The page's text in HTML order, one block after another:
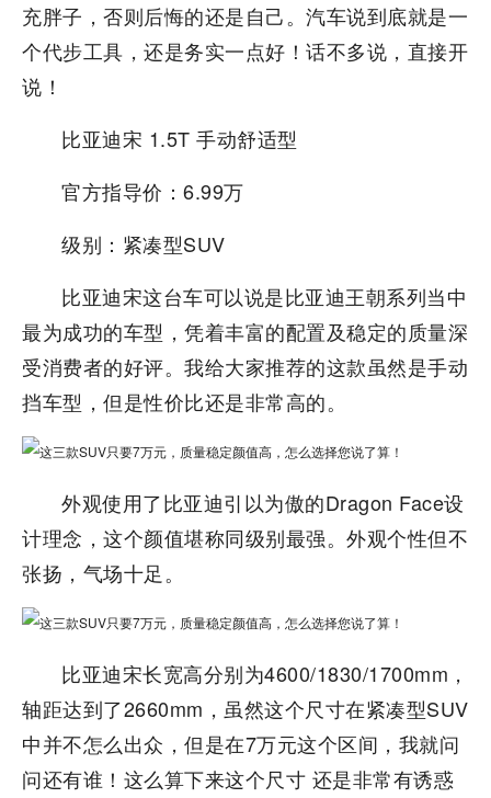
充胖子，否则后悔的还是自己。汽车说到底就是一
个代步工具，还是务实一点好！话不多说，直接开
说！
比亚迪宋 1.5T 手动舒适型
官方指导价：6.99万
级别：紧凑型SUV
比亚迪宋这台车可以说是比亚迪王朝系列当中
最为成功的车型，凭着丰富的配置及稳定的质量深
受消费者的好评。我给大家推荐的这款虽然是手动
挡车型，但是性价比还是非常高的。
外观使用了比亚迪引以为傲的Dragon Face设
计理念，这个颜值堪称同级别最强。外观个性但不
张扬，气场十足。
比亚迪宋长宽高分别为4600/1830/1700mm，
轴距达到了2660mm，虽然这个尺寸在紧凑型SUV
中并不怎么出众，但是在7万元这个区间，我就问
问还有谁！这么算下来这个尺寸 还是非常有诱惑